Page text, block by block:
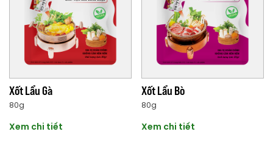
Xốt Lẩu Gà
80g
Xem chi tiết
Xốt Lẩu Bò
80g
Xem chi tiết